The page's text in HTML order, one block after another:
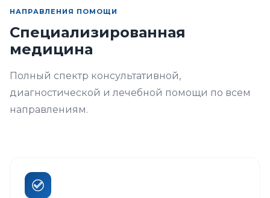
НАПРАВЛЕНИЯ ПОМОЩИ
Специализированная
медицина
Полный спектр консультативной,
диагностической и лечебной помощи по всем
направлениям.